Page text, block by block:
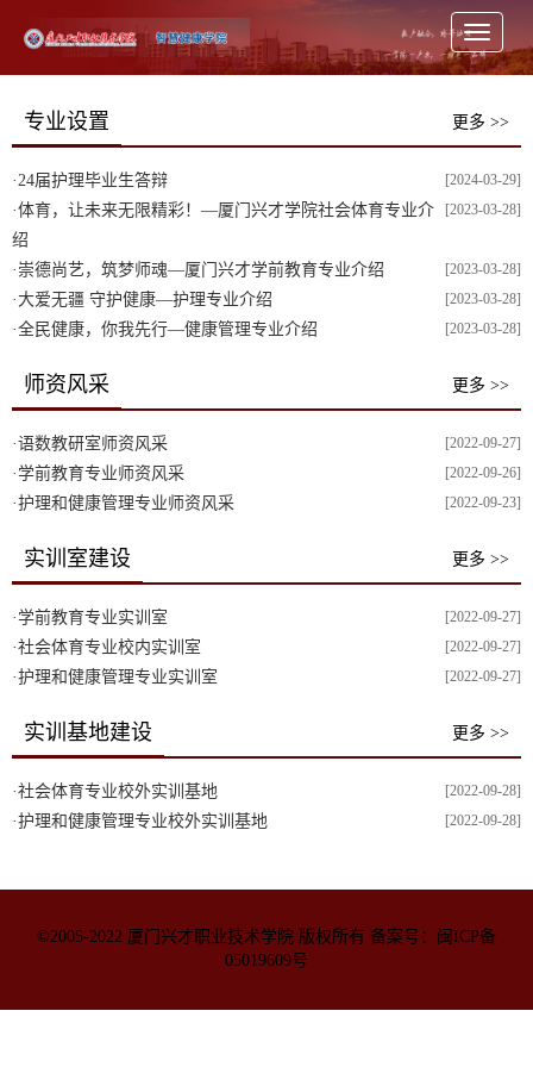
Toggle
专业设置 更多 >>
[2024-03-29]
· 24届护理毕业生答辩
[2023-03-28]
·体育，让未来无限精彩！—厦门兴才学院社会体育专业介
绍
[2023-03-28]
· 崇德尚艺，筑梦师魂—厦门兴才学前教育专业介绍
[2023-03-28]
·大爱无疆 守护健康—护理专业介绍
[2023-03-28]
·全民健康，你我先行—健康管理专业介绍
师资风采 更多 >>
[2022-09-27]
·语数教研室师资风采
[2022-09-26]
·学前教育专业师资风采
[2022-09-23]
·护理和健康管理专业师资风采
实训室建设 更多 >>
[2022-09-27]
·学前教育专业实训室
[2022-09-27]
·社会体育专业校内实训室
[2022-09-27]
·护理和健康管理专业实训室
实训基地建设 更多 >>
[2022-09-28]
·社会体育专业校外实训基地
[2022-09-28]
·护理和健康管理专业校外实训基地
©2005-2022 厦门兴才职业技术学院 版权所有 备案号：闽ICP备
05019609号